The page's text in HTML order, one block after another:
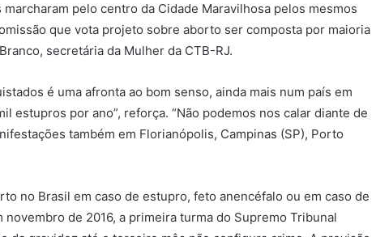
pelo centro da Cidade Maravilhosa pelos mesmos
que vota projeto sobre aborto ser composta por maioria
secretária da Mulher da CTB-RJ.
é uma afronta ao bom senso, ainda mais num país em
estupros por ano”, reforça. “Não podemos nos calar diante de
também em Florianópolis, Campinas (SP), Porto
no Brasil em caso de estupro, feto anencéfalo ou em caso de
de 2016, a primeira turma do Supremo Tribunal